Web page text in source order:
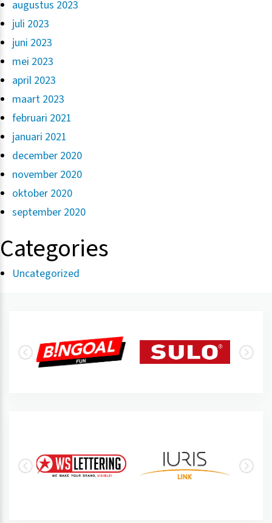
augustus 2023
juli 2023
juni 2023
mei 2023
april 2023
maart 2023
februari 2021
januari 2021
december 2020
november 2020
oktober 2020
september 2020
Categories
Uncategorized